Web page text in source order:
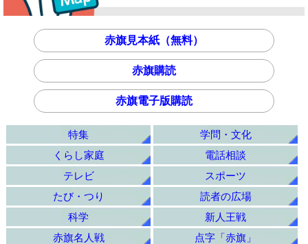
赤旗見本紙（無料）
赤旗購読
赤旗電子版購読
特集
学問・文化
くらし家庭
電話相談
テレビ
スポーツ
たび・つり
読者の広場
科学
新人王戦
赤旗名人戦
点字「赤旗」